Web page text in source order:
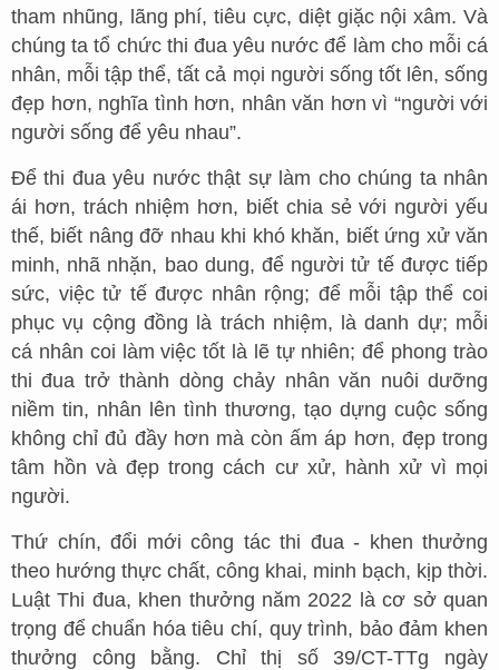
tham nhũng, lãng phí, tiêu cực, diệt giặc nội xâm. Và
chúng ta tổ chức thi đua yêu nước để làm cho mỗi cá
nhân, mỗi tập thể, tất cả mọi người sống tốt lên, sống
đẹp hơn, nghĩa tình hơn, nhân văn hơn vì “người với
người sống để yêu nhau”.
Để thi đua yêu nước thật sự làm cho chúng ta nhân
ái hơn, trách nhiệm hơn, biết chia sẻ với người yếu
thế, biết nâng đỡ nhau khi khó khăn, biết ứng xử văn
minh, nhã nhặn, bao dung, để người tử tế được tiếp
sức, việc tử tế được nhân rộng; để mỗi tập thể coi
phục vụ cộng đồng là trách nhiệm, là danh dự; mỗi
cá nhân coi làm việc tốt là lẽ tự nhiên; để phong trào
thi đua trở thành dòng chảy nhân văn nuôi dưỡng
niềm tin, nhân lên tình thương, tạo dựng cuộc sống
không chỉ đủ đầy hơn mà còn ấm áp hơn, đẹp trong
tâm hồn và đẹp trong cách cư xử, hành xử vì mọi
người.
Thứ chín, đổi mới công tác thi đua - khen thưởng
theo hướng thực chất, công khai, minh bạch, kịp thời.
Luật Thi đua, khen thưởng năm 2022 là cơ sở quan
trọng để chuẩn hóa tiêu chí, quy trình, bảo đảm khen
thưởng công bằng. Chỉ thị số 39/CT-TTg ngày